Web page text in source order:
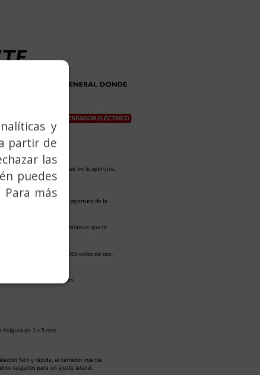
y
partir de
las
puedes
más